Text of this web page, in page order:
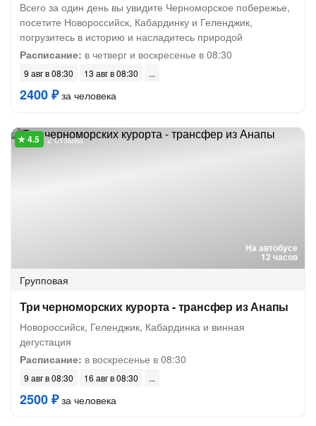
Всего за один день вы увидите Черноморское побережье,
посетите Новороссийск, Кабардинку и Геленджик,
погрузитесь в историю и насладитесь природой
Расписание: в четверг и воскресенье в 08:30
9 авг в 08:30 13 авг в 08:30
2400 ₽за человека
На автобусе
12 часов
2 отзыва
Групповая
Три черноморских курорта - трансфер из Анапы
Новороссийск, Геленджик, Кабардинка и винная
дегустация
Расписание: в воскресенье в 08:30
9 авг в 08:30 16 авг в 08:30
2500 ₽за человека